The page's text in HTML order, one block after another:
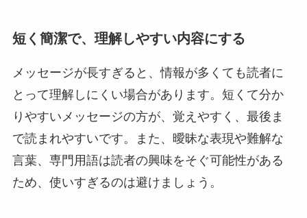
短く簡潔で、理解しやすい内容にする
メッセージが長すぎると、情報が多くても読者に
とって理解しにくい場合があります。短くて分か
りやすいメッセージの方が、覚えやすく、最後ま
で読まれやすいです。また、曖昧な表現や難解な
言葉、専門用語は読者の興味をそぐ可能性がある
ため、使いすぎるのは避けましょう。